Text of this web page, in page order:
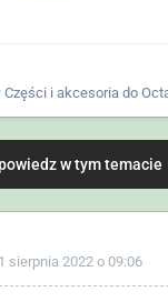
Części i akcesoria do
w tym temacie
sierpnia 2022 o 09:06